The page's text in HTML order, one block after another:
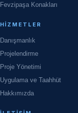
Fevzipaşa Konakları
HIZMETLER
Danışmanlık
Projelendirme
Proje Yönetimi
Uygulama ve Taahhüt
Hakkımızda